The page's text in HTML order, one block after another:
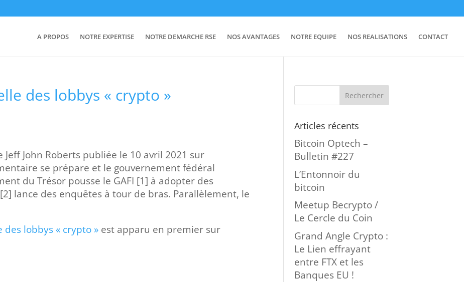
A PROPOS NOTRE EXPERTISE NOTRE DEMARCHE RSE NOS AVANTAGES NOTRE EQUIPE NOS REALISATIONS CONTACT
des lobbys « crypto »
John Roberts publiée le 10 avril 2021 sur
se prépare et le gouvernement fédéral
du Trésor pousse le GAFI [1] à adopter des
lance des enquêtes à tour de bras. Parallèlement, le
lobbys « crypto » est apparu en premier sur
Articles récents
Bitcoin Optech –
Bulletin #227
L’Entonnoir du
bitcoin
Meetup Becrypto /
Le Cercle du Coin
Grand Angle Crypto :
Le Lien effrayant
entre FTX et les
Banques EU !